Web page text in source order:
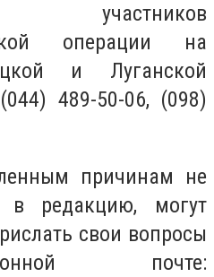
участников
операции на
и Луганской
489-50-06, (098)
причинам не
в редакцию, могут
свои вопросы
почте: